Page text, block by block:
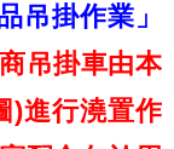
吊掛作業」
吊掛車由本
)進行澆置作